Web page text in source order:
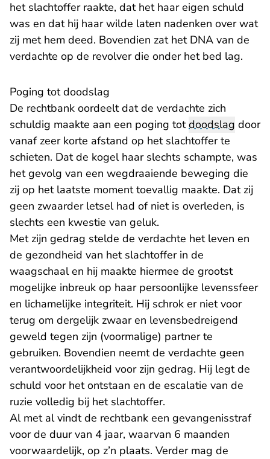
het slachtoffer raakte, dat het haar eigen schuld
was en dat hij haar wilde laten nadenken over wat
zij met hem deed. Bovendien zat het DNA van de
verdachte op de revolver die onder het bed lag.
Poging tot doodslag
De rechtbank oordeelt dat de verdachte zich
schuldig maakte aan een poging totdoodslag door
vanaf zeer korte afstand op het slachtoffer te
schieten. Dat de kogel haar slechts schampte, was
het gevolg van een wegdraaiende beweging die
zij op het laatste moment toevallig maakte. Dat zij
geen zwaarder letsel had of niet is overleden, is
slechts een kwestie van geluk.
Met zijn gedrag stelde de verdachte het leven en
de gezondheid van het slachtoffer in de
waagschaal en hij maakte hiermee de grootst
mogelijke inbreuk op haar persoonlijke levenssfeer
en lichamelijke integriteit. Hij schrok er niet voor
terug om dergelijk zwaar en levensbedreigend
geweld tegen zijn (voormalige) partner te
gebruiken. Bovendien neemt de verdachte geen
verantwoordelijkheid voor zijn gedrag. Hij legt de
schuld voor het ontstaan en de escalatie van de
ruzie volledig bij het slachtoffer.
Al met al vindt de rechtbank een gevangenisstraf
voor de duur van 4 jaar, waarvan 6 maanden
voorwaardelijk, op z’n plaats. Verder mag de